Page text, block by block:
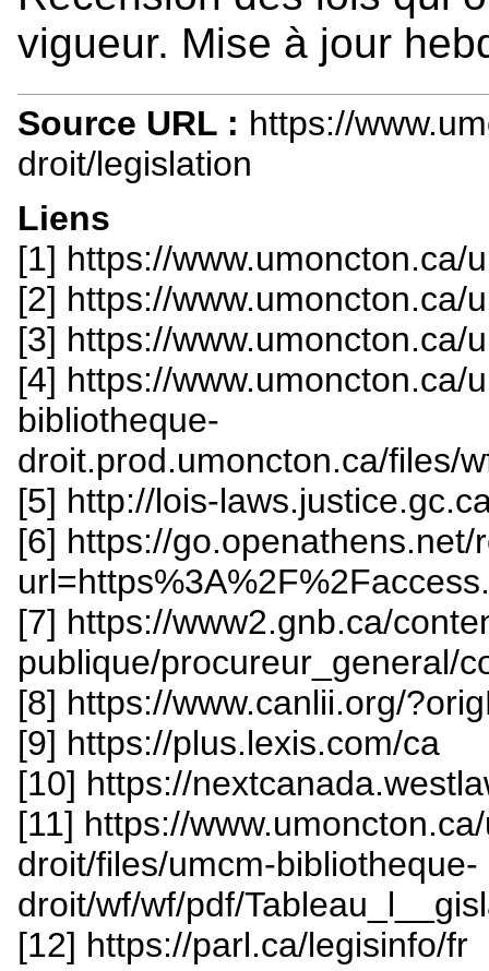
vigueur. Mise à jour
Source URL : https://
droit/legislation
Liens
[1] https://www.umoncton.ca/
[2] https://www.umoncton.ca/
[3] https://www.umoncton.ca/
[4] https://www.umoncton.ca/
bibliotheque-
droit.prod.umoncton.ca/files/
[5] http://lois-
[6] https://
[7] https://www2.gnb.ca/
publique/procureur_general/
[8] https://www.canlii.org/
[9] https://plus.lexis.com/ca
[10] https://
[11] https://
droit/files/umcm-bibliotheque-
droit/wf/wf/pdf/
[12] https://parl.ca/legisinfo/fr